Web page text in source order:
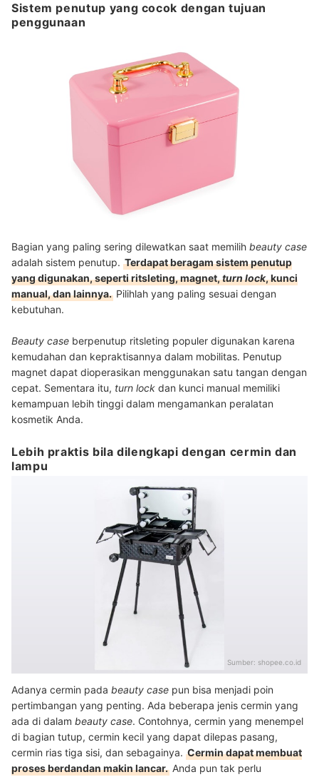
Sistem penutup yang cocok dengan tujuan
penggunaan
Bagian yang paling sering dilewatkan saat memilih beauty case
adalah sistem penutup. Terdapat beragam sistem penutup
yang digunakan, seperti ritsleting, magnet,turn lock, kunci
manual, dan lainnya. Pilihlah yang paling sesuai dengan
kebutuhan.
Beauty case berpenutup ritsleting populer digunakan karena
kemudahan dan kepraktisannya dalam mobilitas. Penutup
magnet dapat dioperasikan menggunakan satu tangan dengan
cepat. Sementara itu, turn lock dan kunci manual memiliki
kemampuan lebih tinggi dalam mengamankan peralatan
kosmetik Anda.
Lebih praktis bila dilengkapi dengan cermin dan
lampu
Sumber: shopee.co.id
Adanya cermin pada beauty case pun bisa menjadi poin
pertimbangan yang penting. Ada beberapa jenis cermin yang
ada di dalam beauty case. Contohnya, cermin yang menempel
di bagian tutup, cermin kecil yang dapat dilepas pasang,
cermin rias tiga sisi, dan sebagainya. Cermin dapat membuat
proses berdandan makin lancar. Anda pun tak perlu